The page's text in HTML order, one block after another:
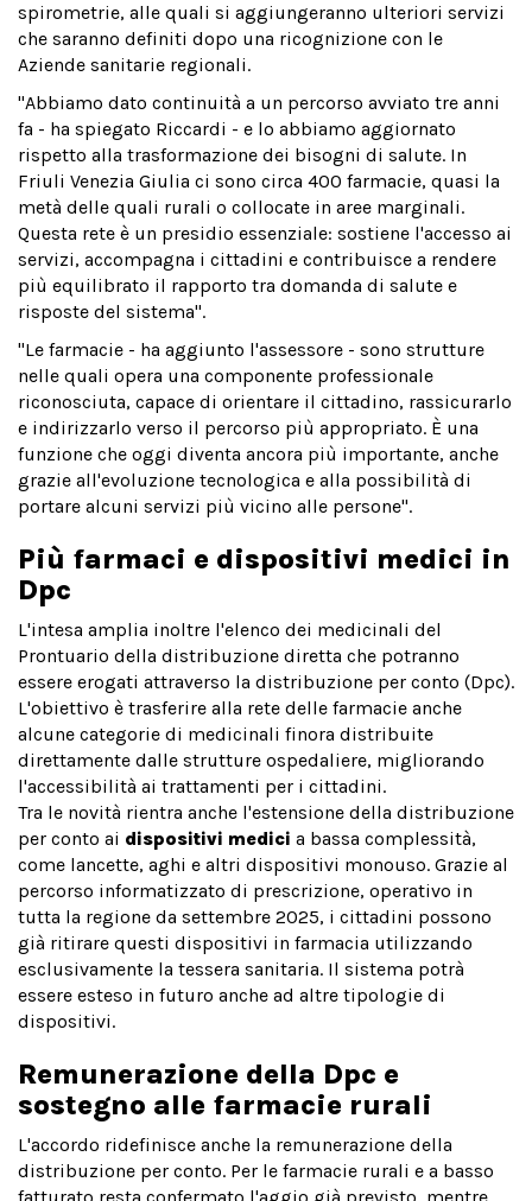
spirometrie, alle quali si aggiungeranno ulteriori servizi
che saranno definiti dopo una ricognizione con le
Aziende sanitarie regionali.
"Abbiamo dato continuità a un percorso avviato tre anni
fa - ha spiegato Riccardi - e lo abbiamo aggiornato
rispetto alla trasformazione dei bisogni di salute. In
Friuli Venezia Giulia ci sono circa 400 farmacie, quasi la
metà delle quali rurali o collocate in aree marginali.
Questa rete è un presidio essenziale: sostiene l'accesso ai
servizi, accompagna i cittadini e contribuisce a rendere
più equilibrato il rapporto tra domanda di salute e
risposte del sistema".
"Le farmacie - ha aggiunto l'assessore - sono strutture
nelle quali opera una componente professionale
riconosciuta, capace di orientare il cittadino, rassicurarlo
e indirizzarlo verso il percorso più appropriato. È una
funzione che oggi diventa ancora più importante, anche
grazie all'evoluzione tecnologica e alla possibilità di
portare alcuni servizi più vicino alle persone".
Più farmaci e dispositivi medici in
Dpc
L'intesa amplia inoltre l'elenco dei medicinali del
Prontuario della distribuzione diretta che potranno
essere erogati attraverso la distribuzione per conto (Dpc).
L'obiettivo è trasferire alla rete delle farmacie anche
alcune categorie di medicinali finora distribuite
direttamente dalle strutture ospedaliere, migliorando
l'accessibilità ai trattamenti per i cittadini.
Tra le novità rientra anche l'estensione della distribuzione
per conto ai dispositivi medici a bassa complessità,
come lancette, aghi e altri dispositivi monouso. Grazie al
percorso informatizzato di prescrizione, operativo in
tutta la regione da settembre 2025, i cittadini possono
già ritirare questi dispositivi in farmacia utilizzando
esclusivamente la tessera sanitaria. Il sistema potrà
essere esteso in futuro anche ad altre tipologie di
dispositivi.
Remunerazione della Dpc e
sostegno alle farmacie rurali
L'accordo ridefinisce anche la remunerazione della
distribuzione per conto. Per le farmacie rurali e a basso